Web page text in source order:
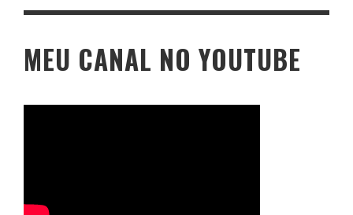
MEU CANAL NO YOUTUBE